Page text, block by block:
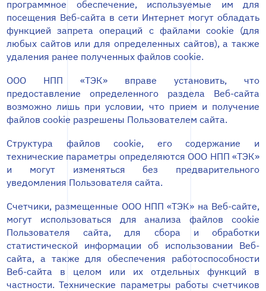
программное обеспечение, используемые им для
посещения Веб-сайта в сети Интернет могут обладать
функцией запрета операций с файлами cookie (для
любых сайтов или для определенных сайтов), а также
удаления ранее полученных файлов cookie.
ООО НПП «ТЭК» вправе установить, что
предоставление определенного раздела Веб-сайта
возможно лишь при условии, что прием и получение
файлов cookie разрешены Пользователем сайта.
Структура файлов cookie, его содержание и
технические параметры определяются ООО НПП «ТЭК»
и могут изменяться без предварительного
уведомления Пользователя сайта.
Счетчики, размещенные ООО НПП «ТЭК» на Веб-сайте,
могут использоваться для анализа файлов cookie
Пользователя сайта, для сбора и обработки
статистической информации об использовании Веб-
сайта, а также для обеспечения работоспособности
Веб-сайта в целом или их отдельных функций в
частности. Технические параметры работы счетчиков